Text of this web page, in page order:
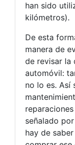
han sido
kilómetros).
De esta
manera de
de revisar la
automóvil:
no lo es. Así
señalado
hay de